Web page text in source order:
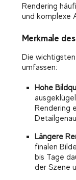
Rendering
und komplexe
Merkmale
Die
umfassen:
Hohe
Rendering
Längere
finalen
bis Tage
der Szene